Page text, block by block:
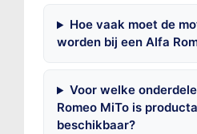
Hoe vaak moet de
worden bij een Alfa
Voor welke
Romeo MiTo is
beschikbaar?